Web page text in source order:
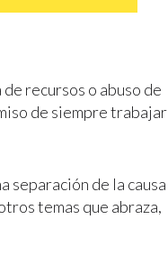
recursos o abuso de
de siempre trabajar
separación de la causa
temas que abraza,